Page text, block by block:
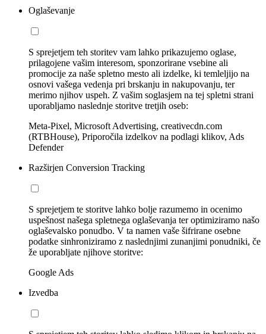
Oglaševanje
S sprejetjem teh storitev vam lahko prikazujemo oglase,
prilagojene vašim interesom, sponzorirane vsebine ali
promocije za naše spletno mesto ali izdelke, ki temleljijo na
osnovi vašega vedenja pri brskanju in nakupovanju, ter
merimo njihov uspeh. Z vašim soglasjem na tej spletni strani
uporabljamo naslednje storitve tretjih oseb:
Meta-Pixel, Microsoft Advertising, creativecdn.com
(RTBHouse), Priporočila izdelkov na podlagi klikov, Ads
Defender
Razširjen Conversion Tracking
S sprejetjem te storitve lahko bolje razumemo in ocenimo
uspešnost našega spletnega oglaševanja ter optimiziramo našo
oglaševalsko ponudbo. V ta namen vaše šifrirane osebne
podatke sinhroniziramo z naslednjimi zunanjimi ponudniki, če
že uporabljate njihove storitve:
Google Ads
Izvedba